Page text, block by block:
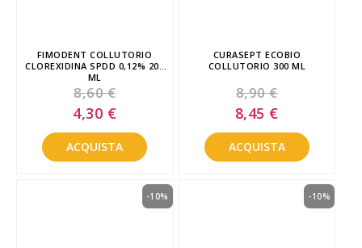
FIMODENT COLLUTORIO
CLOREXIDINA SPDD 0,12% 200
ML
8,60 €
Special
Price
4,30 €
ACQUISTA
CURASEPT ECOBIO
COLLUTORIO 300 ML
8,90 €
Special
Price
8,45 €
ACQUISTA
-10% -10%